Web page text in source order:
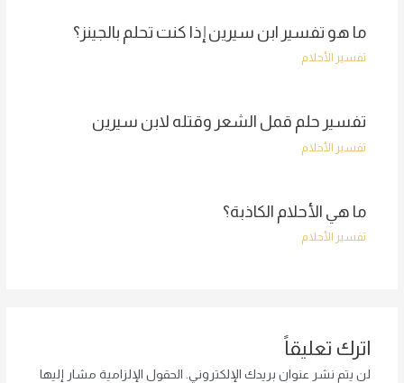
ما هو تفسير ابن سيرين إذا كنت تحلم بالجينز؟
تفسير الأحلام
تفسير حلم قمل الشعر وقتله لابن سيرين
تفسير الأحلام
ما هي الأحلام الكاذبة؟
تفسير الأحلام
اترك تعليقاً
لن يتم نشر عنوان بريدك الإلكتروني.
الحقول الإلزامية مشار إليها